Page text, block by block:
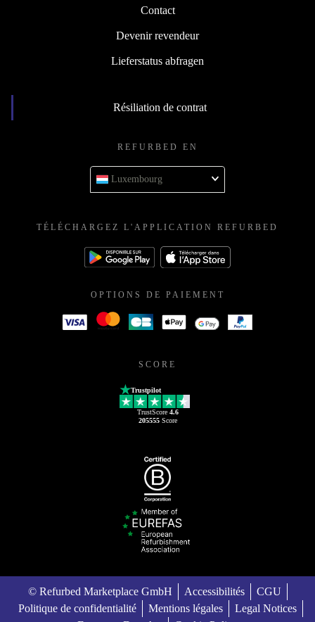
Contact
Devenir revendeur
Lieferstatus abfragen
Résiliation de contrat
REFURBED EN
Luxembourg
TÉLÉCHARGEZ L'APPLICATION REFURBED
OPTIONS DE PAIEMENT
SCORE
Trustpilot
TrustScore 4.6
205555Score
© Refurbed Marketplace GmbH Accessibilités
CGU
Politique de confidentialité
Mentions légales
Legal Notices